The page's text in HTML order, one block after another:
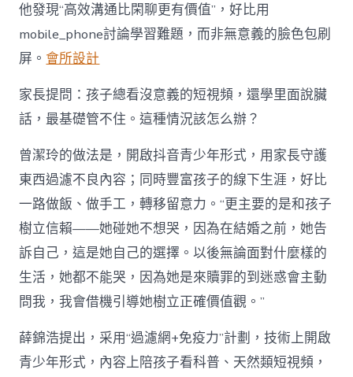
他發現“高效溝通比閑聊更有價值”，好比用
mobile_phone討論學習難題，而非無意義的臉色包刷
屏。會所設計
家長提問：孩子總看沒意義的短視頻，還學里面說臟
話，最基礎管不住。這種情況該怎么辦？
曾潔玲的做法是，開啟抖音青少年形式，用家長守護
東西過濾不良內容；同時豐富孩子的線下生涯，好比
一路做飯、做手工，轉移留意力。“更主要的是和孩子
樹立信賴——她碰她不想哭，因為在結婚之前，她告
訴自己，這是她自己的選擇。以後無論面對什麼樣的
生活，她都不能哭，因為她是來贖罪的到迷惑會主動
問我，我會借機引導她樹立正確價值觀。”
薛錦浩提出，采用“過濾網+免疫力”計劃，技術上開啟
青少年形式，內容上陪孩子看科普、天然類短視頻，